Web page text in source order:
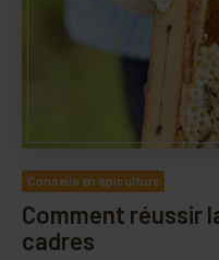
Conseils en apiculture
Comment réussir
cadres